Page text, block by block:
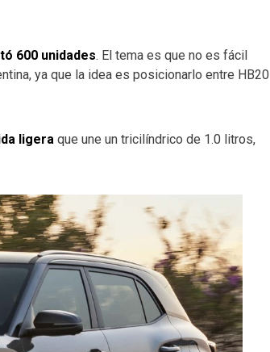
600 unidades. El tema es que no es fácil
ya que la idea es posicionarlo entre HB20
ligera que une un tricilíndrico de 1.0 litros,